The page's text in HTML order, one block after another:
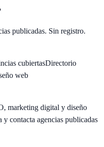
publicadas. Sin registro.
cubiertasDirectorio
web
marketing digital y diseño
y contacta agencias publicadas